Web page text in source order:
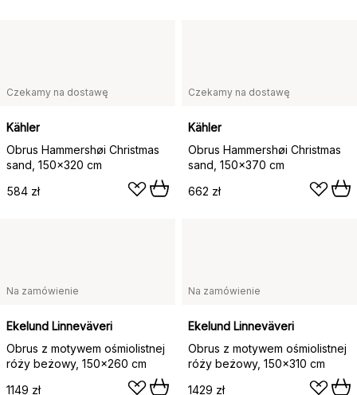
Czekamy na dostawę
Kähler
Obrus Hammershøi Christmas
sand, 150x320 cm
584 zł
Czekamy na dostawę
Kähler
Obrus Hammershøi Christmas
sand, 150x370 cm
662 zł
Na zamówienie
Ekelund Linneväveri
Obrus z motywem ośmiolistnej
róży beżowy, 150x260 cm
1149 zł
Na zamówienie
Ekelund Linneväveri
Obrus z motywem ośmiolistnej
róży beżowy, 150x310 cm
1429 zł